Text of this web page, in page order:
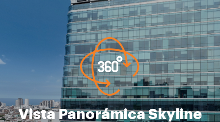
Vista Panorámica Skyline